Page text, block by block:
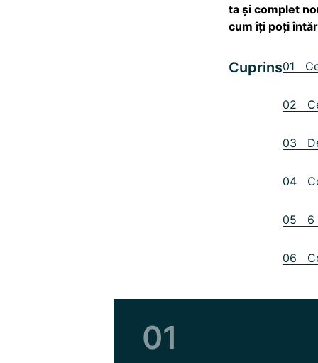
ta și complet
cum îți poți
Cuprins01
02
03
04
05 6
06
01